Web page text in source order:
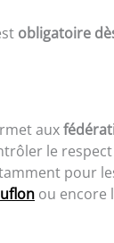
obligatoire
aux
le
pour
ou encore